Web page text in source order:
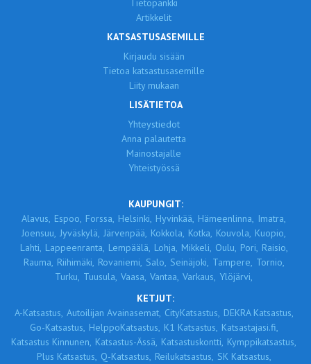
Tietopankki
Artikkelit
KATSASTUSASEMILLE
Kirjaudu sisään
Tietoa katsastusasemille
Liity mukaan
LISÄTIETOA
Yhteystiedot
Anna palautetta
Mainostajalle
Yhteistyössä
KAUPUNGIT:
Alavus, Espoo, Forssa, Helsinki, Hyvinkää, Hämeenlinna, Imatra,
Joensuu, Jyväskylä, Järvenpää, Kokkola, Kotka, Kouvola, Kuopio,
Lahti, Lappeenranta, Lempäälä, Lohja, Mikkeli, Oulu, Pori, Raisio,
Rauma, Riihimäki, Rovaniemi, Salo, Seinäjoki, Tampere, Tornio,
Turku, Tuusula, Vaasa, Vantaa, Varkaus, Ylöjärvi,
KETJUT:
A-Katsastus, Autoilijan Avainasemat, CityKatsastus, DEKRA Katsastus,
Go-Katsastus, HelppoKatsastus, K1 Katsastus, Katsastajasi.fi,
Katsastus Kinnunen, Katsastus-Ässä, Katsastuskontti, Kymppikatsastus,
Plus Katsastus, Q-Katsastus, Reilukatsastus, SK Katsastus,